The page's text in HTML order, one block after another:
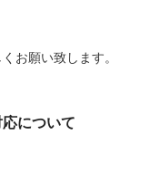
お願い致します。
について